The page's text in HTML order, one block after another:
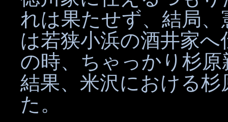
れは果たせず、結局
は若狭小浜の酒井家
の時、ちゃっかり杉
結果、米沢における
た。